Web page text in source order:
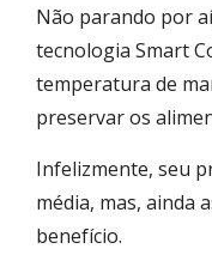
Não parando por
tecnologia Smart
temperatura de
preservar os
Infelizmente, seu
média, mas, ainda
benefício.